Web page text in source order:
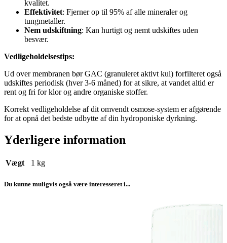
kvalitet.
Effektivitet: Fjerner op til 95% af alle mineraler og
tungmetaller.
Nem udskiftning: Kan hurtigt og nemt udskiftes uden
besvær.
Vedligeholdelsestips:
Ud over membranen bør GAC (granuleret aktivt kul) forfilteret også
udskiftes periodisk (hver 3-6 måned) for at sikre, at vandet altid er
rent og fri for klor og andre organiske stoffer.
Korrekt vedligeholdelse af dit omvendt osmose-system er afgørende
for at opnå det bedste udbytte af din hydroponiske dyrkning.
Yderligere information
Vægt 1 kg
Du kunne muligvis også være interesseret i...